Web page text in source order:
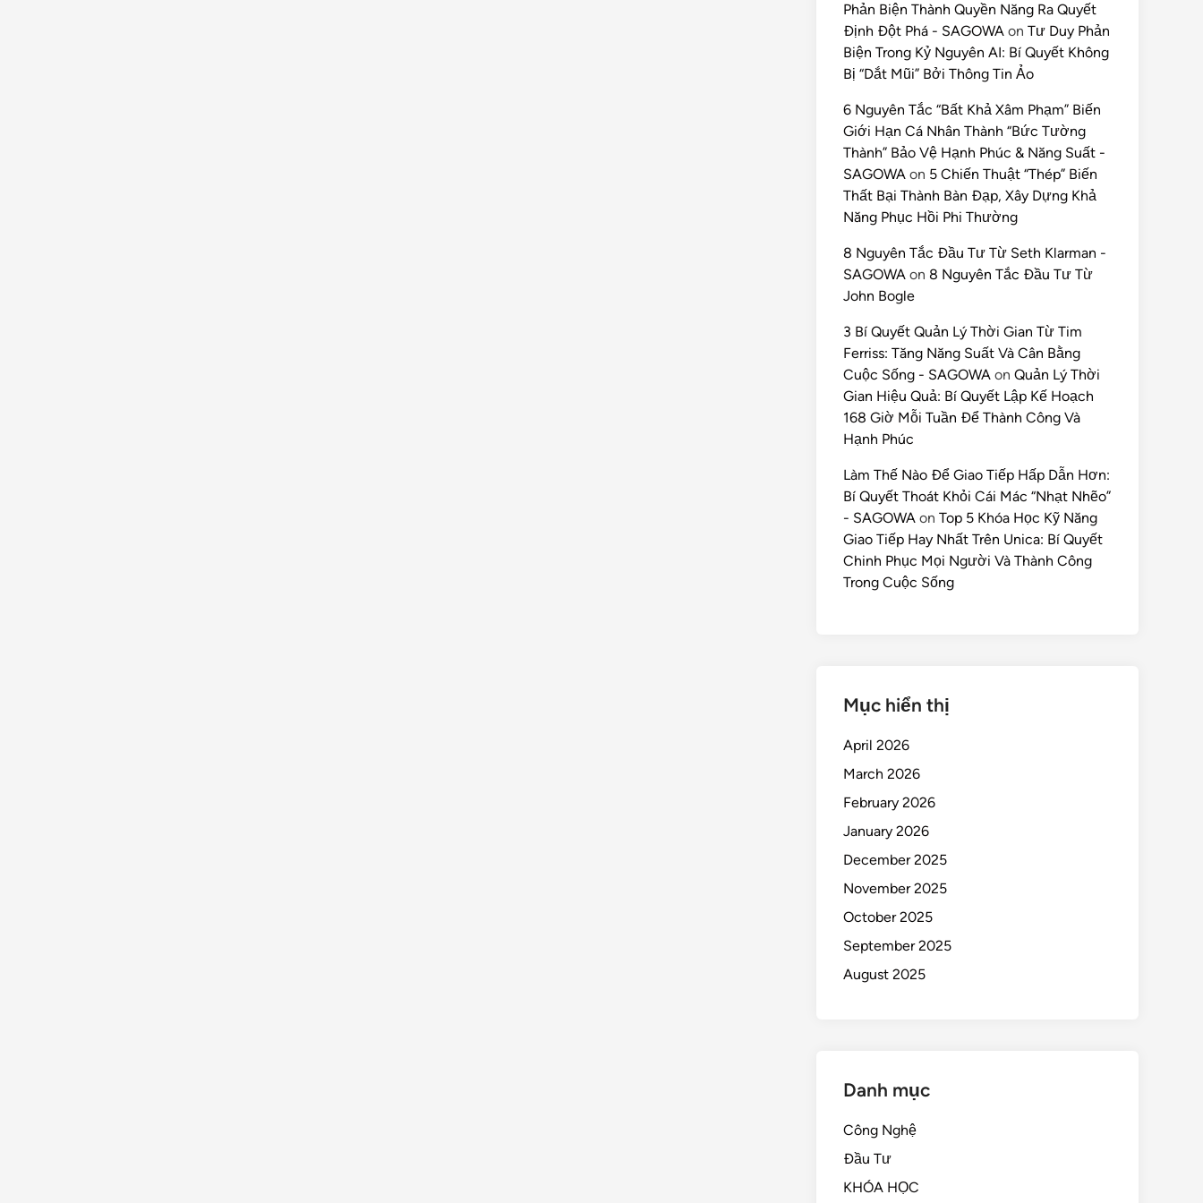
Phản Biện Thành Quyền Năng Ra Quyết
Định Đột Phá - SAGOWA on Tư Duy Phản
Biện Trong Kỷ Nguyên AI: Bí Quyết Không
Bị “Dắt Mũi” Bởi Thông Tin Ảo
6 Nguyên Tắc “Bất Khả Xâm Phạm” Biến
Giới Hạn Cá Nhân Thành “Bức Tường
Thành” Bảo Vệ Hạnh Phúc & Năng Suất -
SAGOWA on 5 Chiến Thuật “Thép” Biến
Thất Bại Thành Bàn Đạp, Xây Dựng Khả
Năng Phục Hồi Phi Thường
8 Nguyên Tắc Đầu Tư Từ Seth Klarman -
SAGOWA on 8 Nguyên Tắc Đầu Tư Từ
John Bogle
3 Bí Quyết Quản Lý Thời Gian Từ Tim
Ferriss: Tăng Năng Suất Và Cân Bằng
Cuộc Sống - SAGOWA on Quản Lý Thời
Gian Hiệu Quả: Bí Quyết Lập Kế Hoạch
168 Giờ Mỗi Tuần Để Thành Công Và
Hạnh Phúc
Làm Thế Nào Để Giao Tiếp Hấp Dẫn Hơn:
Bí Quyết Thoát Khỏi Cái Mác “Nhạt Nhẽo”
- SAGOWA on Top 5 Khóa Học Kỹ Năng
Giao Tiếp Hay Nhất Trên Unica: Bí Quyết
Chinh Phục Mọi Người Và Thành Công
Trong Cuộc Sống
Mục hiển thị
April 2026
March 2026
February 2026
January 2026
December 2025
November 2025
October 2025
September 2025
August 2025
Danh mục
Công Nghệ
Đầu Tư
KHÓA HỌC